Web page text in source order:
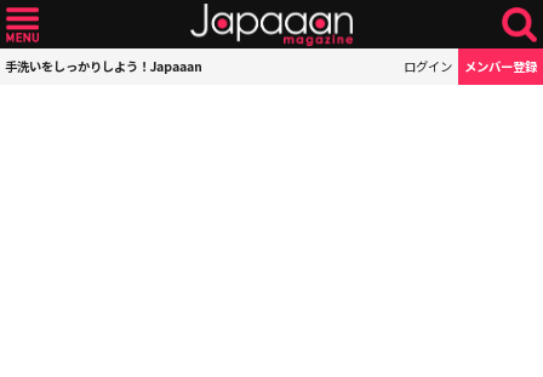
手洗いをしっかりしよう！Japaaan ログイン メンバー登録